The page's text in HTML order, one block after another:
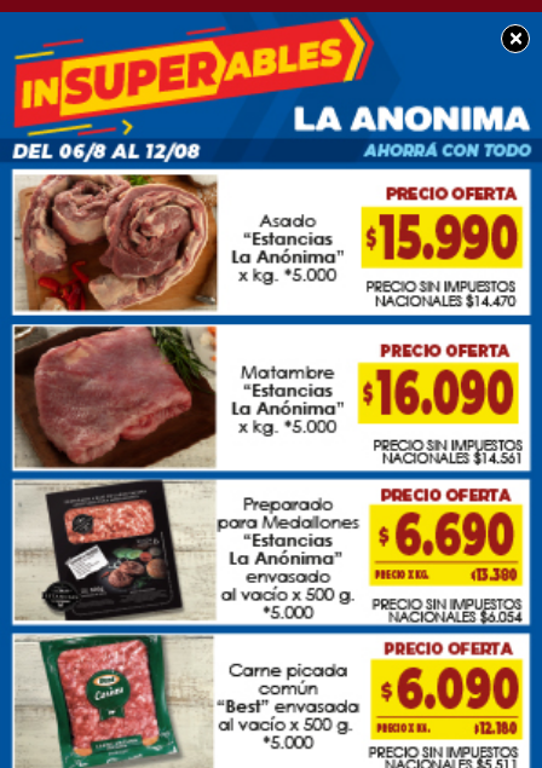
×
POLICIALES
Moto recuperada en
conjunto con Policía y
Transito